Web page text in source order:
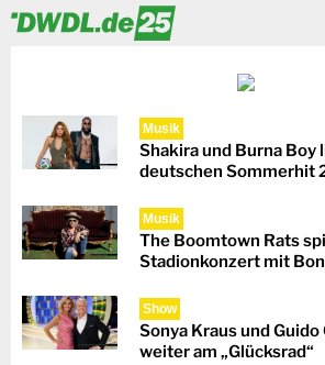
Musik
Shakira und Burna Boy
deutschen Sommerhit
Musik
The Boomtown Rats
Stadionkonzert mit
Show
Sonya Kraus und
weiter am „Glücksrad“